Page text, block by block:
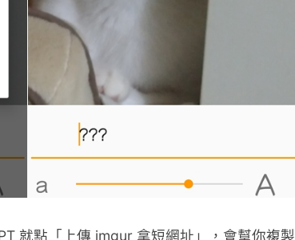
就點「上傳 imgur 拿短網址」，會幫你複製